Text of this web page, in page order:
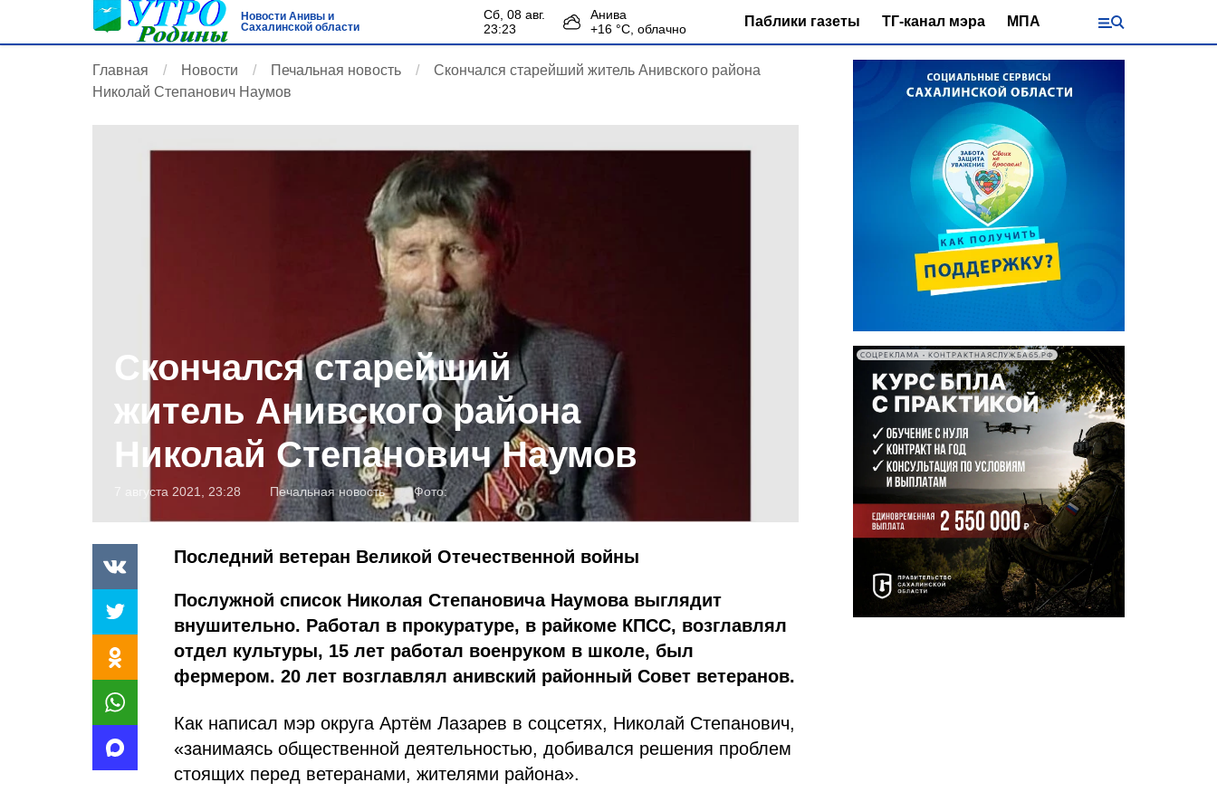
Новости Анивы и
Сахалинской области
сб, 08 авг.
23:23
Анива
+16 °С, облачно Паблики газеты ТГ-канал мэра МПА
Главная Новости Печальная новость
Скончался старейший житель Анивского района
Николай Степанович Наумов
Скончался старейший
житель Анивского района
Николай Степанович Наумов
7 августа 2021, 23:28 Печальная новость Фото:
Последний ветеран Великой Отечественной войны
Послужной список Николая Степановича Наумова выглядит
внушительно. Работал в прокуратуре, в райкоме КПСС, возглавлял
отдел культуры, 15 лет работал военруком в школе, был
фермером. 20 лет возглавлял анивский районный Совет ветеранов.
Как написал мэр округа Артём Лазарев в соцсетях, Николай Степанович,
«занимаясь общественной деятельностью, добивался решения проблем
стоящих перед ветеранами, жителями района».
СОЦРЕКЛАМА • КОНТРАКТНАЯСЛУЖБА65.РФ